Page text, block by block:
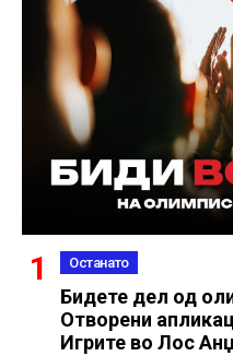
Останато
Бидете дел од
Отворени
Игрите во Лос